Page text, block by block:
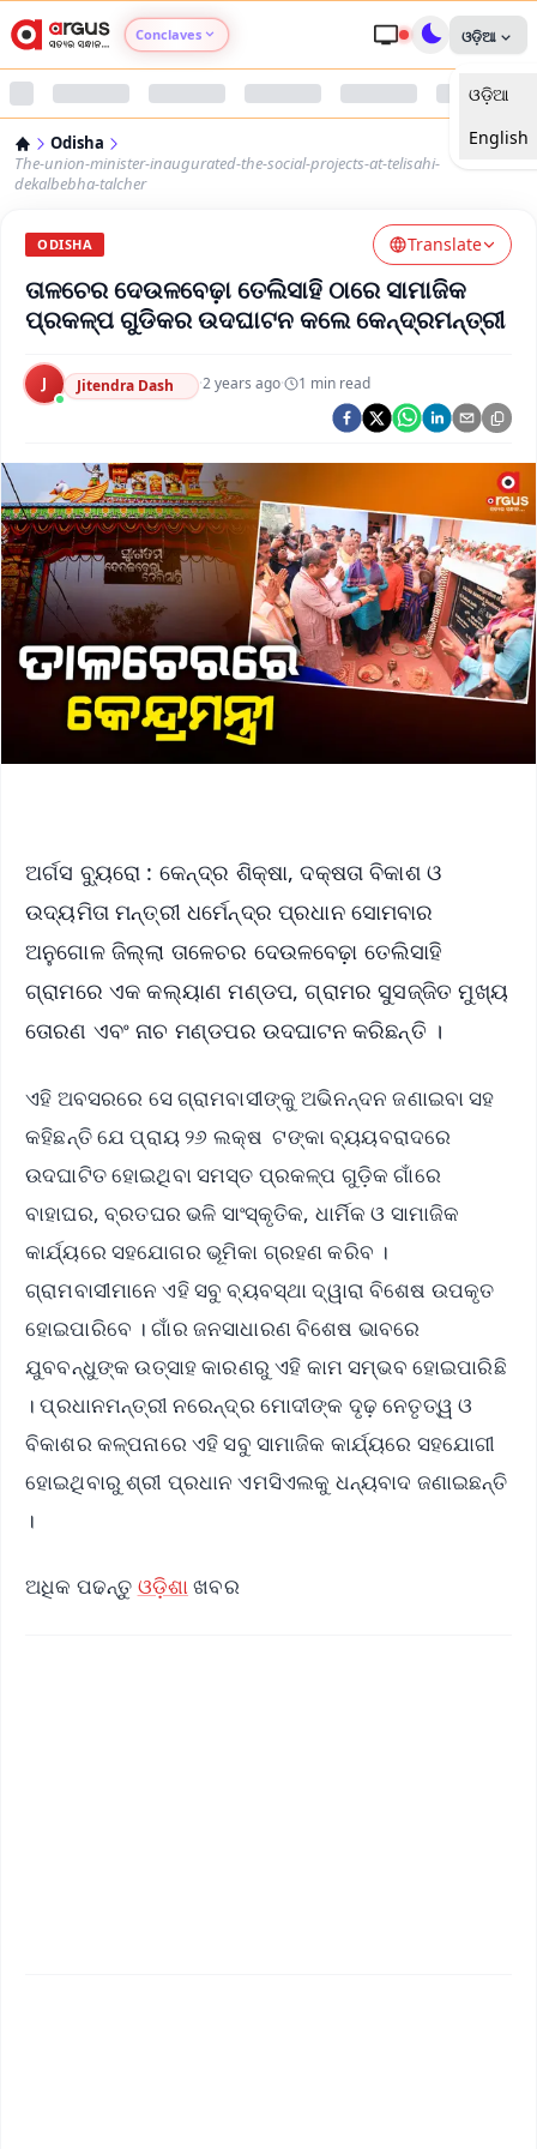
Conclaves
Argus Nari Shakti
Argus Health Connect
Argus Chalo Dekhein Apna Desh
ଓଡ଼ିଆ
ଓଡ଼ିଆ
English
Odisha
The-union-minister-inaugurated-the-social-projects-at-telisahi-
dekalbebha-talcher
ODISHA Translate
ତାଳଚେର ଦେଉଳବେଢ଼ା ତେଲିସାହି ଠାରେ ସାମାଜିକ
ପ୍ରକଳ୍ପ ଗୁଡିକର ଉଦଘାଟନ କଲେ କେନ୍ଦ୍ରମନ୍ତ୍ରୀ
J Jitendra Dash ·2 years ago· 1 min read
ଅର୍ଗସ ବ୍ୟୁରୋ : କେନ୍ଦ୍ର ଶିକ୍ଷା, ଦକ୍ଷତା ବିକାଶ ଓ
ଉଦ୍ୟମିତା ମନ୍ତ୍ରୀ ଧର୍ମେନ୍ଦ୍ର ପ୍ରଧାନ ସୋମବାର
ଅନୁଗୋଳ ଜିଲ୍ଲା ତାଳେଚର ଦେଉଳବେଢ଼ା ତେଲିସାହି
ଗ୍ରାମରେ ଏକ କଲ୍ୟାଣ ମଣ୍ଡପ, ଗ୍ରାମର ସୁସଜ୍ଜିତ ମୁଖ୍ୟ
ତୋରଣ ଏବଂ ନାଚ ମଣ୍ଡପର ଉଦଘାଟନ କରିଛନ୍ତି ।
ଏହି ଅବସରରେ ସେ ଗ୍ରାମବାସୀଙ୍କୁ ଅଭିନନ୍ଦନ ଜଣାଇବା ସହ
କହିଛନ୍ତି ଯେ ପ୍ରାୟ ୨୬ ଲକ୍ଷ ଟଙ୍କା ବ୍ୟୟବରାଦରେ
ଉଦଘାଟିତ ହୋଇଥିବା ସମସ୍ତ ପ୍ରକଳ୍ପ ଗୁଡ଼ିକ ଗାଁରେ
ବାହାଘର, ବ୍ରତଘର ଭଳି ସାଂସ୍କୃତିକ, ଧାର୍ମିକ ଓ ସାମାଜିକ
କାର୍ଯ୍ୟରେ ସହଯୋଗର ଭୂମିକା ଗ୍ରହଣ କରିବ ।
ଗ୍ରାମବାସୀମାନେ ଏହି ସବୁ ବ୍ୟବସ୍ଥା ଦ୍ୱାରା ବିଶେଷ ଉପକୃତ
ହୋଇପାରିବେ । ଗାଁର ଜନସାଧାରଣ ବିଶେଷ ଭାବରେ
ଯୁବବନ୍ଧୁଙ୍କ ଉତ୍ସାହ କାରଣରୁ ଏହି କାମ ସମ୍ଭବ ହୋଇପାରିଛି
। ପ୍ରଧାନମନ୍ତ୍ରୀ ନରେନ୍ଦ୍ର ମୋଦୀଙ୍କ ଦୃଢ଼ ନେତୃତ୍ୱ ଓ
ବିକାଶର କଳ୍ପନାରେ ଏହି ସବୁ ସାମାଜିକ କାର୍ଯ୍ୟରେ ସହଯୋଗୀ
ହୋଇଥିବାରୁ ଶ୍ରୀ ପ୍ରଧାନ ଏମସିଏଲକୁ ଧନ୍ୟବାଦ ଜଣାଇଛନ୍ତି
।
ଅଧିକ ପଢନ୍ତୁ ଓଡ଼ିଶା ଖବର